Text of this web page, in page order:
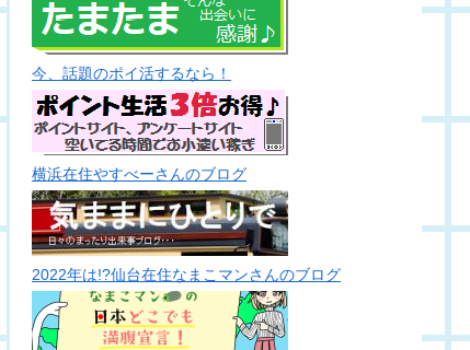
今、話題のポイ活するなら！
横浜在住やすべーさんのブログ
2022年は!?仙台在住なまこマンさんのブログ